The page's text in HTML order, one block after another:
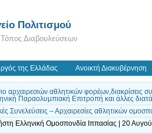
Πολιτισμού
Διαβουλεύσεων
της Ελλάδας Ανοικτή Διακυβέρνηση
αρχαιρεσιών αθλητικών
Παραολυμπιακή Επιτροπή και άλλες
Συνελεύσεις – Αρχαιρεσίες αθλητικών
Ελληνική Ομοσπονδία Ιππασίας | 20